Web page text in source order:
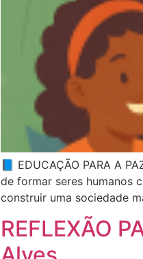
📘 EDUCAÇÃO PARA A
de formar seres humanos
construir uma sociedade
REFLEXÃO